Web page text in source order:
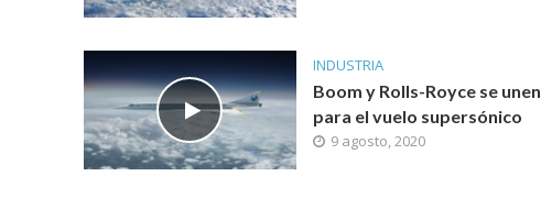
INDUSTRIA
Boom y Rolls-Royce se unen
para el vuelo supersónico
9 agosto, 2020